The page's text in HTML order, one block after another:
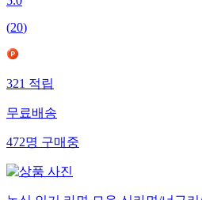
5.0
(20)
321적립
무료배송
472명구매중